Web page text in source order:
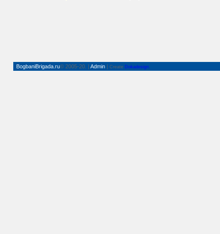
BogbaniBrigada.ru© 2005-20. | Admin | Create Dokadesign.